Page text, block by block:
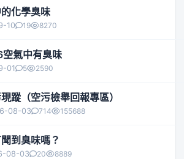
化學臭味
10 19 8270
氣中有臭味
01 5 2590
蹤（空污檢舉回報專區）
08-03 714 155688
到臭味嗎？
08-03 20 8889